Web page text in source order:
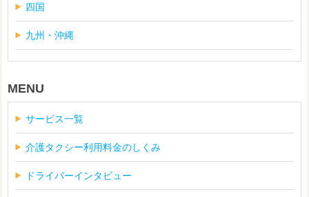
四国
九州・沖縄
MENU
サービス一覧
介護タクシー利用料金のしくみ
ドライバーインタビュー